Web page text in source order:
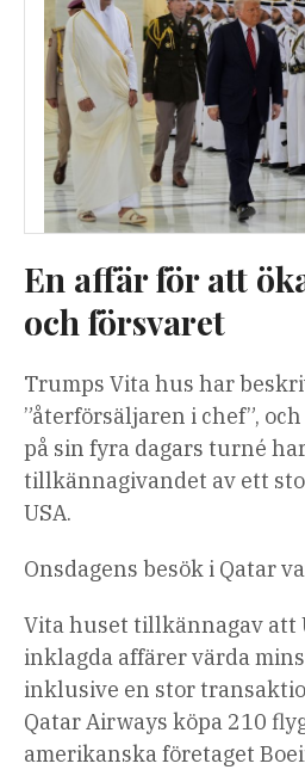
En affär för att
och försvaret
Trumps Vita hus har
”återförsäljaren i chef”,
på sin fyra dagars turné
tillkännagivandet av ett
USA.
Onsdagens besök i Qatar
Vita huset tillkännagav att
inklagda affärer värda
inklusive en stor
Qatar Airways köpa 210
amerikanska företaget